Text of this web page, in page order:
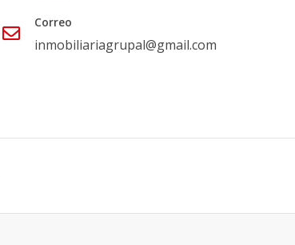
Correo
inmobiliariagrupal@gmail.com